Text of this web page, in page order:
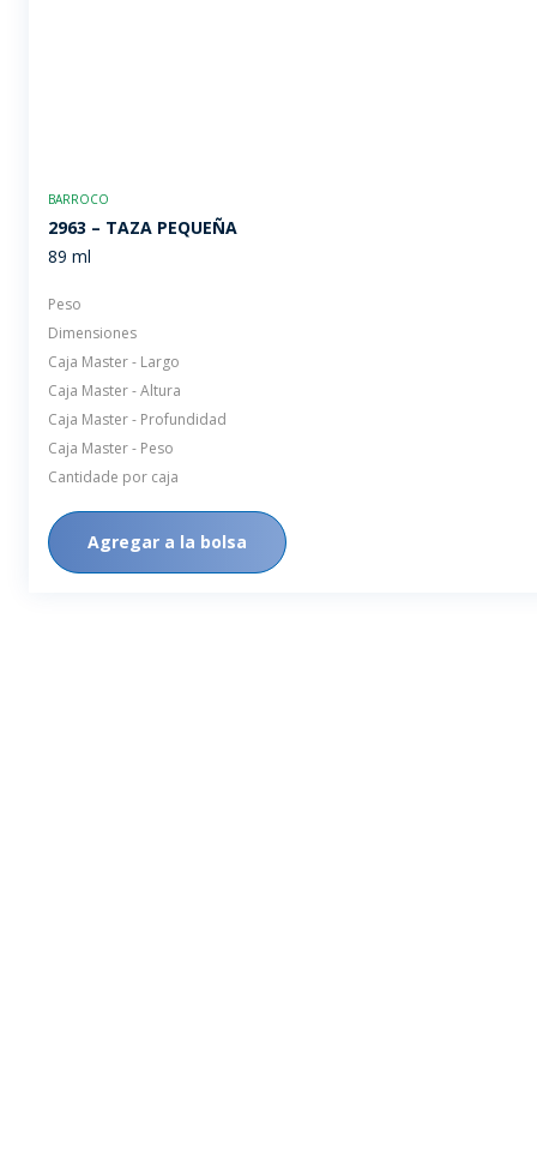
BARROCO
2963 – TAZA PEQUEÑA
89 ml
Peso
Dimensiones
Caja Master - Largo
Caja Master - Altura
Caja Master - Profundidad
Caja Master - Peso
Cantidade por caja
Agregar a la bolsa